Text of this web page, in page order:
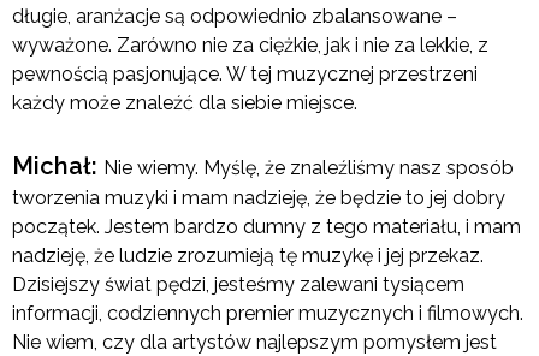
długie, aranżacje są odpowiednio zbalansowane –
wyważone. Zarówno nie za ciężkie, jak i nie za lekkie, z
pewnością pasjonujące. W tej muzycznej przestrzeni
każdy może znaleźć dla siebie miejsce.
Michał: Nie wiemy. Myślę, że znaleźliśmy nasz sposób
tworzenia muzyki i mam nadzieję, że będzie to jej dobry
początek. Jestem bardzo dumny z tego materiału, i mam
nadzieję, że ludzie zrozumieją tę muzykę i jej przekaz.
Dzisiejszy świat pędzi, jesteśmy zalewani tysiącem
informacji, codziennych premier muzycznych i filmowych.
Nie wiem, czy dla artystów najlepszym pomysłem jest